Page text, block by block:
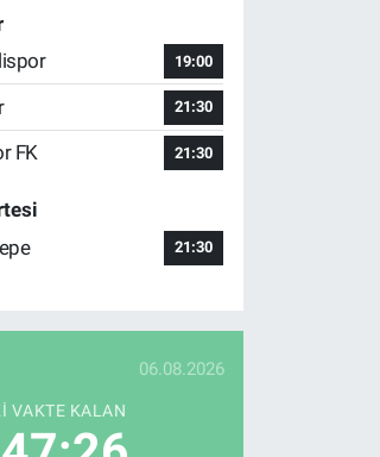
19:00
21:30
FK 21:30
21:30
06.08.2026
VAKTE KALAN